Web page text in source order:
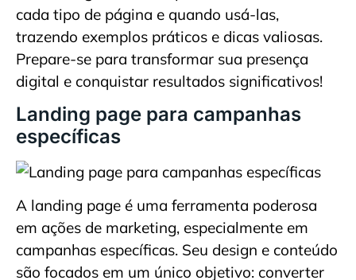
cada tipo de página e quando usá-las,
trazendo exemplos práticos e dicas valiosas.
Prepare-se para transformar sua presença
digital e conquistar resultados significativos!
Landing page para campanhas
específicas
A landing page é uma ferramenta poderosa
em ações de marketing, especialmente em
campanhas específicas. Seu design e conteúdo
são focados em um único objetivo: converter